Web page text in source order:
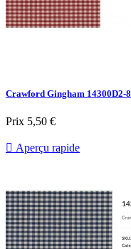
Crawford Gingham 14300D2-8
Prix 5,50 €
 Aperçu rapide